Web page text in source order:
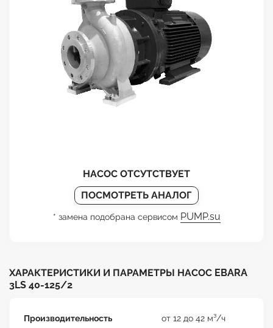
НАСОС ОТСУТСТВУЕТ
ПОСМОТРЕТЬ АНАЛОГ
* замена подобрана сервисом PUMP.su
ХАРАКТЕРИСТИКИ И ПАРАМЕТРЫ НАСОС EBARA
3LS 40-125/2
Производительность
от 12 до 42 м³/ч